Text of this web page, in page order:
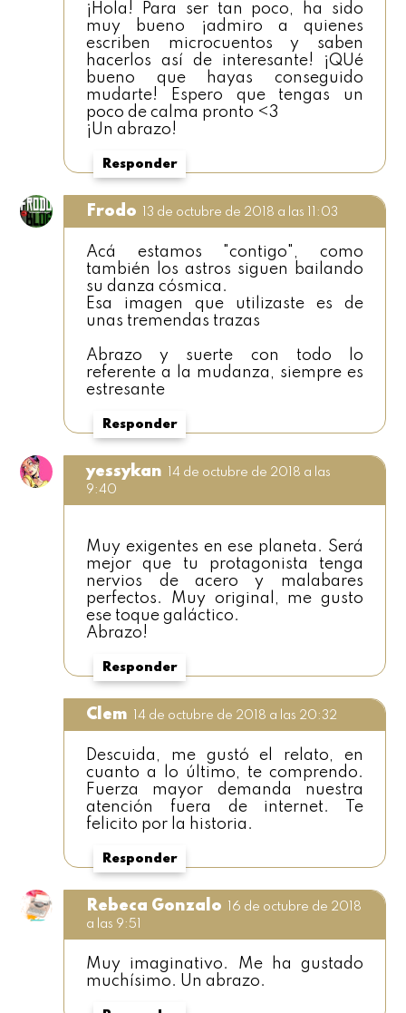
¡Hola! Para ser tan poco, ha sido
muy bueno ¡admiro a quienes
escriben microcuentos y saben
hacerlos así de interesante! ¡QUé
bueno que hayas conseguido
mudarte! Espero que tengas un
poco de calma pronto <3
¡Un abrazo!
Responder
Frodo 13 de octubre de 2018 a las 11:03
Acá estamos "contigo", como
también los astros siguen bailando
su danza cósmica.
Esa imagen que utilizaste es de
unas tremendas trazas
Abrazo y suerte con todo lo
referente a la mudanza, siempre es
estresante
Responder
yessykan
14 de octubre de 2018 a las
9:40
Muy exigentes en ese planeta. Será
mejor que tu protagonista tenga
nervios de acero y malabares
perfectos. Muy original, me gusto
ese toque galáctico.
Abrazo!
Responder
Clem 14 de octubre de 2018 a las 20:32
Descuida, me gustó el relato, en
cuanto a lo último, te comprendo.
Fuerza mayor demanda nuestra
atención fuera de internet. Te
felicito por la historia.
Responder
Rebeca Gonzalo
16 de octubre de 2018
a las 9:51
Muy imaginativo. Me ha gustado
muchísimo. Un abrazo.